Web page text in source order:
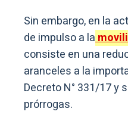
Sin embargo, en la
de impulso a la
consiste en una
aranceles a la
Decreto N° 331/17 y
prórrogas.